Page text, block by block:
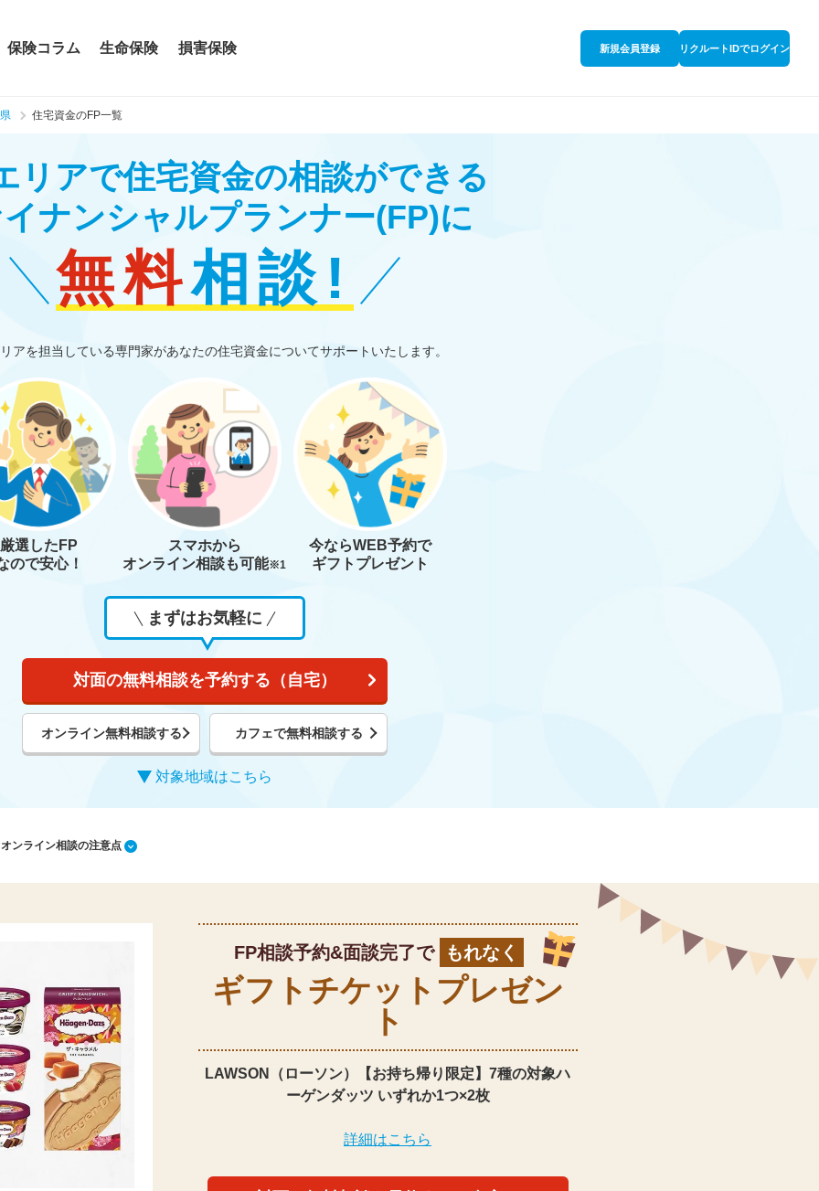
保険コラム 生命保険 損害保険 新規会員登録 リクルートIDでログイン
住宅資金のFP一覧
リアで住宅資金の相談ができる
ナンシャルプランナー(FP)に
無料相談!
アを担当している専門家があなたの住宅資金についてサポートいたします。
厳選したFP
ので安心！
スマホから
オンライン相談も可能※1
今ならWEB予約で
ギフトプレゼント
まずはお気軽に
対面の無料相談を予約する（自宅）
オンライン無料相談する カフェで無料相談する
対象地域はこちら
ンライン相談の注意点
FP相談予約&面談完了で もれなく
ギフトチケット プレゼン
ト
LAWSON（ローソン）【お持ち帰り限定】 7種の対象ハ
ーゲンダッツ いずれか1つ×2枚
詳細はこちら